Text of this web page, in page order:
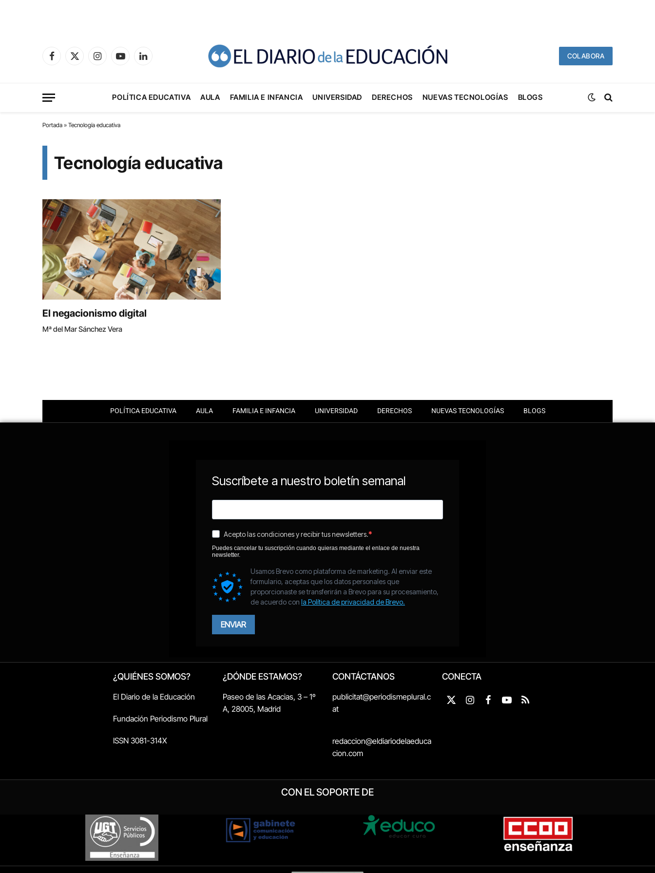
Facebook
X
InstagramYouTubeLinkedIn
COLABORA
POLÍTICA EDUCATIVA AULA FAMILIA E INFANCIA UNIVERSIDAD DERECHOS NUEVAS TECNOLOGÍAS BLOGS
Portada » Tecnología educativa
Tecnología educativa
El negacionismo digital
Mª del Mar Sánchez Vera
POLÍTICA EDUCATIVA AULA FAMILIA E INFANCIA UNIVERSIDAD DERECHOS NUEVAS TECNOLOGÍAS BLOGS
¿QUIÉNES SOMOS?
El Diario de la Educación
Fundación Periodismo Plural
ISSN 3081-314X
¿DÓNDE ESTAMOS?
Paseo de las Acacias, 3 – 1º
A, 28005, Madrid
CONTÁCTANOS
publicitat@periodismeplural.c
at
redaccion@eldiariodelaeduca
cion.com
CONECTA
X
InstagramFacebookYouTubeRSS
CON EL SOPORTE DE